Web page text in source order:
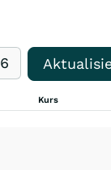
Kurs